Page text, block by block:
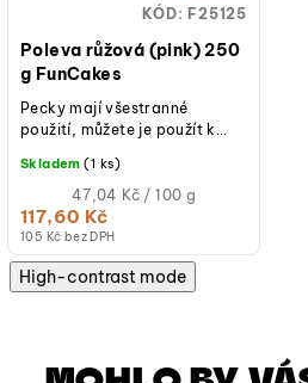
Poleva růžová (pink) 250
g FunCakes
105 Kč bez DPH
117,60 Kč
Měrná
cena:
(jednotková
47,04 Kč / 100 g
Skladem (1 ks)
Pecky mají všestranné
použití, můžete je použít k
marshmallow a
sušenek. Využít je ale můžete i
na...
KÓD: F25125
High-contrast mode